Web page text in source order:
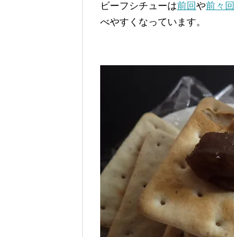
ビーフシチューは前回や前々回
べやすくなっています。